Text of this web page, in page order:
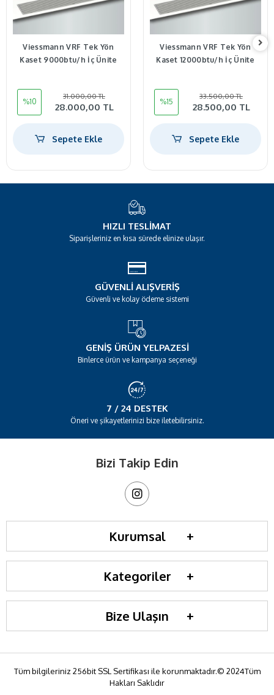
Viessmann VRF Tek Yön
Kaset 9000btu/h İç Ünite
%10
31.000,00 TL
28.000,00 TL
Sepete Ekle
Viessmann VRF Tek Yön
Kaset 12000btu/h İç Ünite
%15
33.500,00 TL
28.500,00 TL
Sepete Ekle
HIZLI TESLIMAT
Siparişleriniz en kısa sürede elinize ulaşır.
GÜVENLI ALIŞVERIŞ
Güvenli ve kolay ödeme sistemi
GENIŞ ÜRÜN YELPAZESI
Binlerce ürün ve kampanya seçeneği
7 / 24 DESTEK
Öneri ve şikayetlerinizi bize iletebilirsiniz.
Bizi Takip Edin
Kurumsal
Kategoriler
Bize Ulaşın
Tüm bilgileriniz 256bit SSL Sertifikası ile korunmaktadır.© 2024Tüm
Hakları Saklıdır